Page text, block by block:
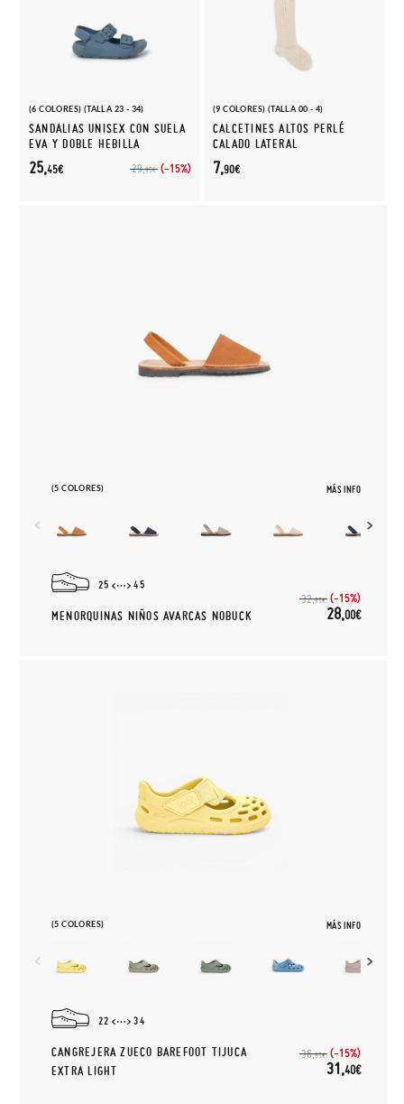
(6 COLORES) (TALLA 23 - 34)
SANDALIAS UNISEX CON SUELA
EVA Y DOBLE HEBILLA
29,95€ (-15%)
25,45€
(9 COLORES) (TALLA 00 - 4)
CALCETINES ALTOS PERLÉ
CALADO LATERAL
7,90€
(5 COLORES) MÁS INFO
25 45
MENORQUINAS NIÑOS AVARCAS NOBUCK
32,95€ (-15%)
28,00€
(5 COLORES) MÁS INFO
22 34
CANGREJERA ZUECO BAREFOOT TIJUCA
EXTRA LIGHT
36,95€ (-15%)
31,40€